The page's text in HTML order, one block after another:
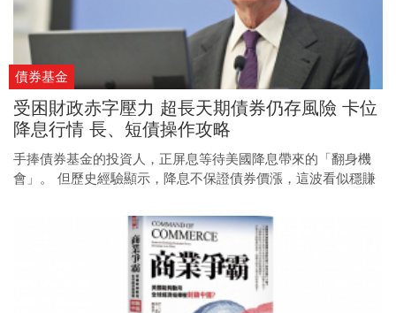
債券基金
受困財政赤字壓力 超長天期債券仍存風險 卡位
降息行情 長、短債操作攻略
手捧債券基金的投資人，正屏息等待美國降息帶來的「翻身機
會」。 但歷史經驗顯示，降息不保證債券價漲，這波看似穩賺